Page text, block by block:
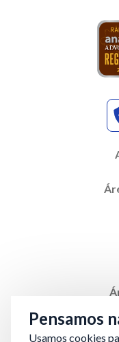
Pensamos
Usamos cookies